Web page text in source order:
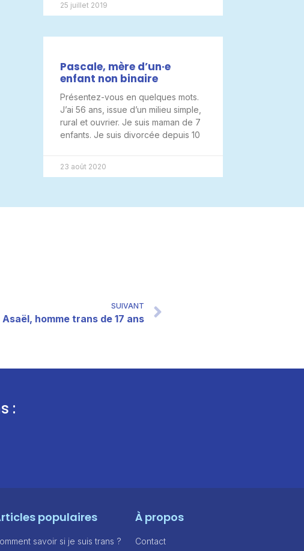
25 juillet 2019
Pascale, mère d’un·e
enfant non binaire
Présentez-vous en quelques mots.
J’ai 56 ans, issue d’un milieu simple,
rural et ouvrier. Je suis maman de 7
enfants. Je suis divorcée depuis 10
23 août 2020
SUIVANT
Asaël, homme trans de 17 ans
:
populaires
savoir si je suis trans ?
À propos
Contact